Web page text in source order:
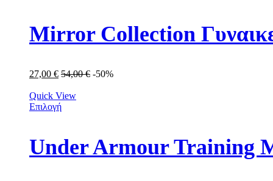
Mirror Collection
27,00 € 54,00€ -50%
Quick View
Επιλογή
Under Armour Training